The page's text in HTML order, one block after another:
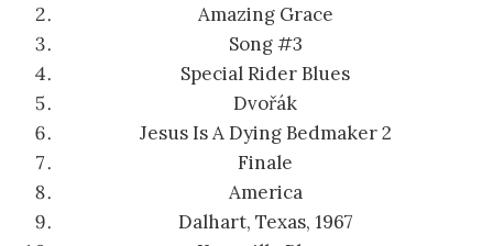
Amazing Grace
Song #3
Special Rider Blues
Dvořák
Jesus Is A Dying Bedmaker 2
Finale
America
Dalhart, Texas, 1967